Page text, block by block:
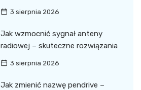
3 sierpnia 2026
Jak wzmocnić sygnał anteny
radiowej – skuteczne rozwiązania
3 sierpnia 2026
Jak zmienić nazwę pendrive –